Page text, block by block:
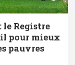
le Registre
pour mieux
pauvres